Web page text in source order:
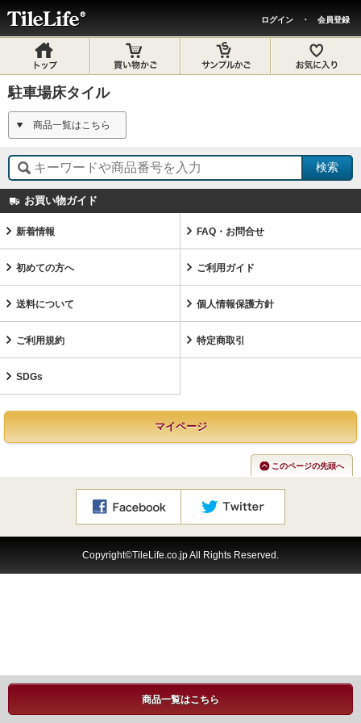
ログイン ・ 会員登録
駐車場床タイル
商品一覧はこちら
商品一覧はこちら
お買い物ガイド
新着情報 FAQ・お問合せ
初めての方へ ご利用ガイド
送料について 個人情報保護方針
ご利用規約 特定商取引
SDGs
マイページ
このページの先頭へ
Copyright©TileLife.co.jp All Rights Reserved.